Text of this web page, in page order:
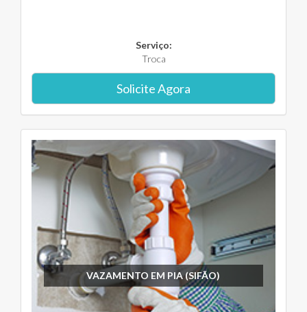
Serviço:
Troca
Solicite Agora
VAZAMENTO EM PIA (SIFÃO)